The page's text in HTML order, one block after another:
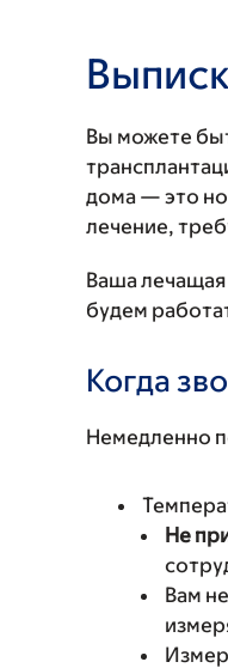
Вы можете
дома — это
лечение,
Ваша
будем
Когда
Немедленно
Не
Вам